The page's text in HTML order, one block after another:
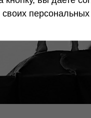
своих